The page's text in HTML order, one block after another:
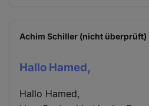
Achim Schiller (nicht überprüft)
Hallo Hamed,
Hallo Hamed,